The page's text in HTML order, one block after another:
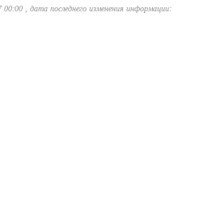
, дата последнего изменения информации: